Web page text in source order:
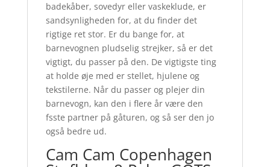
badekåber, sovedyr eller vaskeklude, er
sandsynligheden for, at du finder det
rigtige ret stor. Er du bange for, at
barnevognen pludselig strejker, så er det
vigtigt, du passer på den. De vigtigste ting
at holde øje med er stellet, hjulene og
tekstilerne. Når du passer og plejer din
barnevogn, kan den i flere år være den
fsste partner på gåturen, og så ser den jo
også bedre ud.
Cam Cam Copenhagen